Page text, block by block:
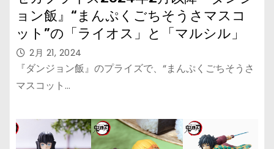
ョン飯』“まんぷくごちそうさマスコ
ット”の「ライオス」と「マルシル」
2月 21, 2024
『ダンジョン飯』のプライズで、“まんぷくごちそうさ
マスコット…